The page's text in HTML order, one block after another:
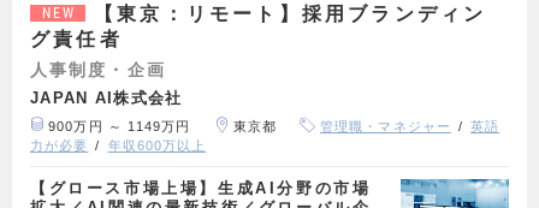
NEW
【東京：リモート】採用ブランディン
グ責任者
人事制度・企画
JAPAN AI株式会社
900万円 ～ 1149万円 東京都 管理職・マネジャー
英語
力が必要
年収600万以上
【グロース市場上場】生成AI分野の市場